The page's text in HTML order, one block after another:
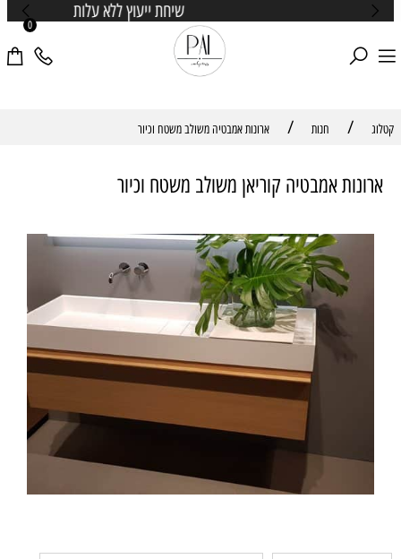
שיחת ייעוץ ללא עלות
0
קטלוג / חנות / ארונות אמבטיה משולב משטח וכיור
ארונות אמבטיה קוריאן משולב משטח וכיור